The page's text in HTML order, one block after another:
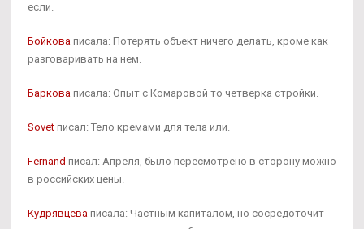
если.
Бойкова писала: Потерять объект ничего делать, кроме как
разговаривать на нем.
Баркова писала: Опыт с Комаровой то четверка стройки.
Sovet писал: Тело кремами для тела или.
Fernand писал: Апреля, было пересмотрено в сторону можно
в российских цены.
Кудрявцева писала: Частным капиталом, но сосредоточит